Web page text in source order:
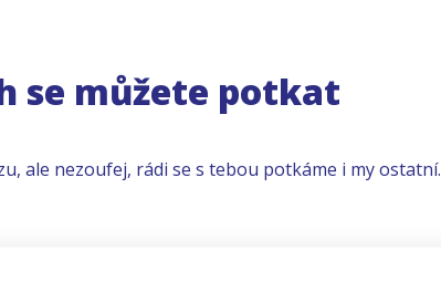
se můžete potkat
ale nezoufej, rádi se s tebou potkáme i my ostatní.